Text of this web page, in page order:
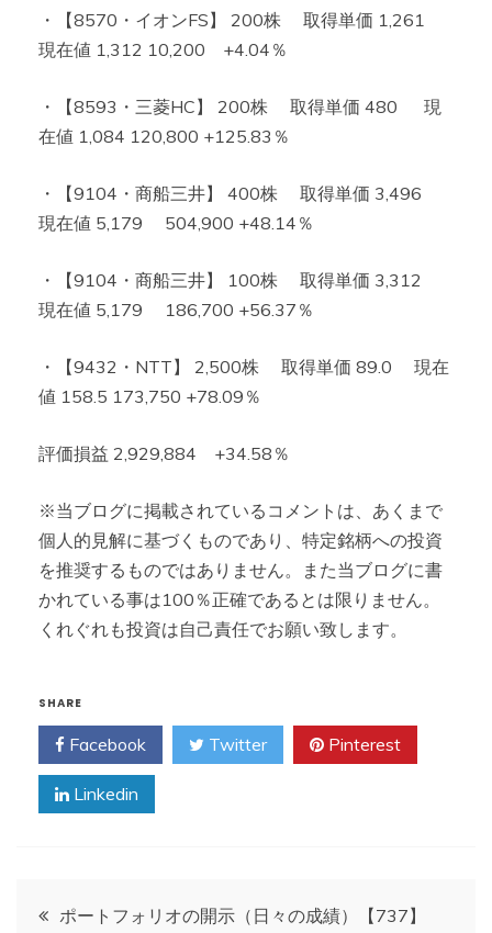
・【8570・イオンFS】 200株 取得単価 1,261
現在値 1,312 10,200 +4.04％
・【8593・三菱HC】 200株 取得単価 480 現
在値 1,084 120,800 +125.83％
・【9104・商船三井】 400株 取得単価 3,496
現在値 5,179 504,900 +48.14％
・【9104・商船三井】 100株 取得単価 3,312
現在値 5,179 186,700 +56.37％
・【9432・NTT】 2,500株 取得単価 89.0 現在
値 158.5 173,750 +78.09％
評価損益 2,929,884 +34.58％
※当ブログに掲載されているコメントは、あくまで
個人的見解に基づくものであり、特定銘柄への投資
を推奨するものではありません。また当ブログに書
かれている事は100％正確であるとは限りません。
くれぐれも投資は自己責任でお願い致します。
SHARE
Facebook Twitter Pinterest
Linkedin
投 ポートフォリオの開示（日々の成績）【737】